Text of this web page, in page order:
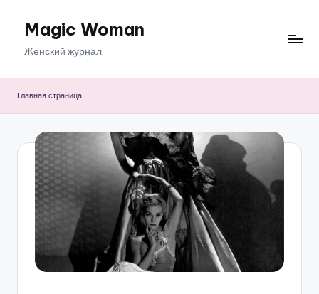
ПерейтиMagic Woman
Женский журнал.
Главная страница